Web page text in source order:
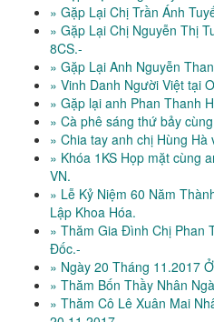
» Gặp Lại Chị Trần Ánh
» Gặp Lại Chị Nguyễn Thị
8CS.-
» Gặp Lại Anh Nguyễn
» Vinh Danh Người Việt tại
» Gặp lại anh Phan Thanh
» Cà phê sáng thứ bảy
» Chia tay anh chị Hùng Hà
» Khóa 1KS Họp mặt cùng
VN.
» Lễ Kỷ Niệm 60 Năm
Lập Khoa Hóa.
» Thăm Gia Đình Chị Phan
Đốc.-
» Ngày 20 Tháng 11.2017
» Thăm Bốn Thầy Nhân
» Thăm Cô Lê Xuân Mai